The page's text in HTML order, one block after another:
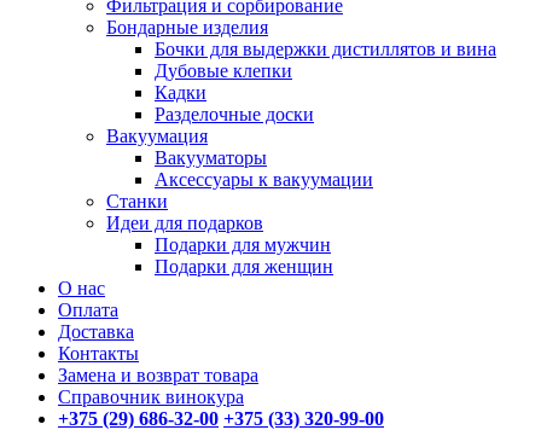
Фильтрация и сорбирование
Бондарные изделия
Бочки для выдержки дистиллятов и вина
Дубовые клепки
Кадки
Разделочные доски
Вакуумация
Вакууматоры
Аксессуары к вакуумации
Станки
Идеи для подарков
Подарки для мужчин
Подарки для женщин
О нас
Оплата
Доставка
Контакты
Замена и возврат товара
Справочник винокура
+375 (29) 686-32-00 +375 (33) 320-99-00